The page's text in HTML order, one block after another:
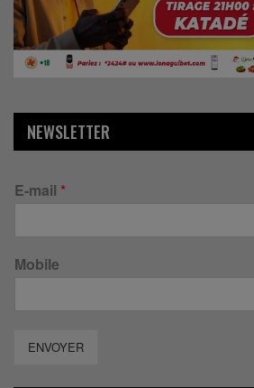
NEWSLETTER
E-mail *
Mobile
ENVOYER